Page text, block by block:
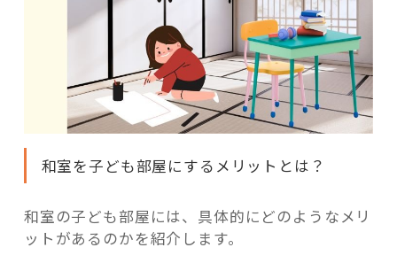
和室を子ども部屋にするメリットとは？
和室の子ども部屋には、具体的にどのようなメリ
ットがあるのかを紹介します。